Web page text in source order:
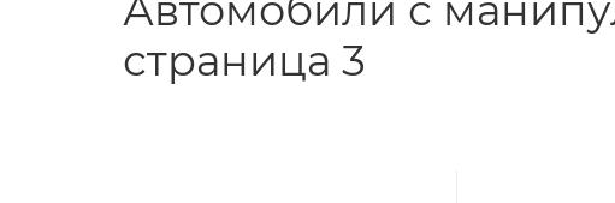
Автомобили с
страница 3